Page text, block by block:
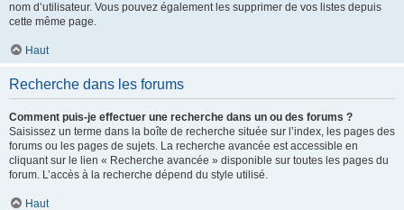
nom d’utilisateur. Vous pouvez également les supprimer de vos listes depuis
cette même page.
Haut
Recherche dans les forums
Comment puis-je effectuer une recherche dans un ou des forums ?
Saisissez un terme dans la boîte de recherche située sur l’index, les pages des
forums ou les pages de sujets. La recherche avancée est accessible en
cliquant sur le lien « Recherche avancée » disponible sur toutes les pages du
forum. L’accès à la recherche dépend du style utilisé.
Haut